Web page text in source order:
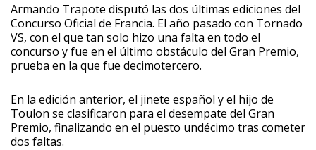
Armando Trapote disputó las dos últimas ediciones del
Concurso Oficial de Francia. El año pasado con Tornado
VS, con el que tan solo hizo una falta en todo el
concurso y fue en el último obstáculo del Gran Premio,
prueba en la que fue decimotercero.
En la edición anterior, el jinete español y el hijo de
Toulon se clasificaron para el desempate del Gran
Premio, finalizando en el puesto undécimo tras cometer
dos faltas.